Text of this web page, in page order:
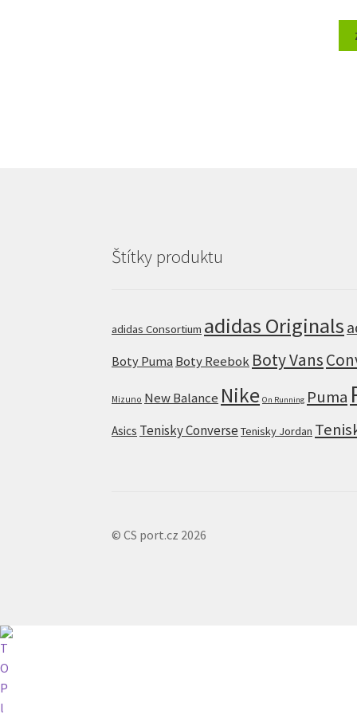
Štítky produktu
adidas Consortium adidas Originals
Boty Puma Boty Reebok Boty Vans
Mizuno New Balance Nike On Running Puma
Asics Tenisky Converse Tenisky Jordan
© CS port.cz 2026